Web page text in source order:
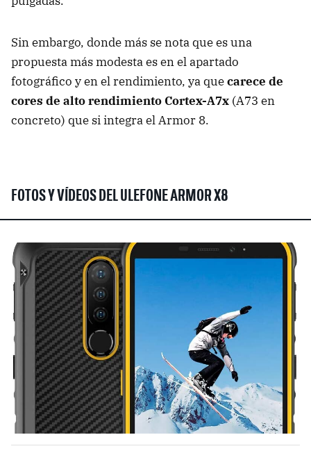
Sin embargo, donde más se nota que es una
propuesta más modesta es en el apartado
fotográfico y en el rendimiento, ya quecarece de
cores de alto rendimiento Cortex-A7x (A73 en
concreto) que si integra el Armor 8.
FOTOS Y VÍDEOS DEL ULEFONE ARMOR X8